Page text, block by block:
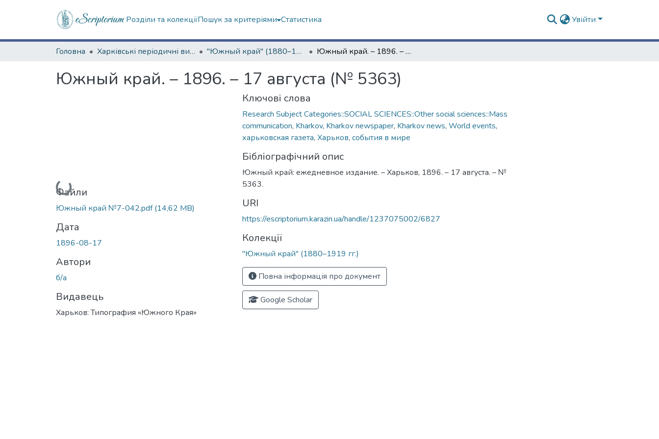
Розділи та колекціїПошук за критеріями Статистика Увійти
Головна Харківські періодичні видання "Южный край" (1880–1919 гг.) Южный край. – 1896. – 17 августа (№ 5363)
Южный край. – 1896. – 17 августа (№ 5363)
Вантажиться...
Файли
Южный край №7-042.pdf(14,62 MB)
Дата
1896-08-17
Автори
б/а
Видавець
Харьков: Типография «Южного Края»
Ключові слова
Research Subject Categories::SOCIAL SCIENCES::Other social sciences::Mass
communication, Kharkov, Kharkov newspaper, Kharkov news, World events,
харьковская газета, Харьков, события в мире
Бібліографічний опис
Южный край: ежедневное издание. – Харьков, 1896. – 17 августа. – №
5363.
URI
https://escriptorium.karazin.ua/handle/1237075002/6827
Колекції
"Южный край" (1880–1919 гг.)
Повна інформація про документ
Google Scholar